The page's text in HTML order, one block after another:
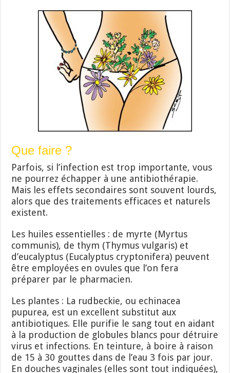
Que faire ?
Parfois, si l’infection est trop importante, vous
ne pourrez échapper à une antibiothérapie.
Mais les effets secondaires sont souvent lourds,
alors que des traitements efficaces et naturels
existent.
Les huiles essentielles : de myrte (Myrtus
communis), de thym (Thymus vulgaris) et
d’eucalyptus (Eucalyptus cryptonifera) peuvent
être employées en ovules que l’on fera
préparer par le pharmacien.
Les plantes : La rudbeckie, ou echinacea
pupurea, est un excellent substitut aux
antibiotiques. Elle purifie le sang tout en aidant
à la production de globules blancs pour détruire
virus et infections. En teinture, à boire à raison
de 15 à 30 gouttes dans de l’eau 3 fois par jour.
En douches vaginales (elles sont tout indiquées),